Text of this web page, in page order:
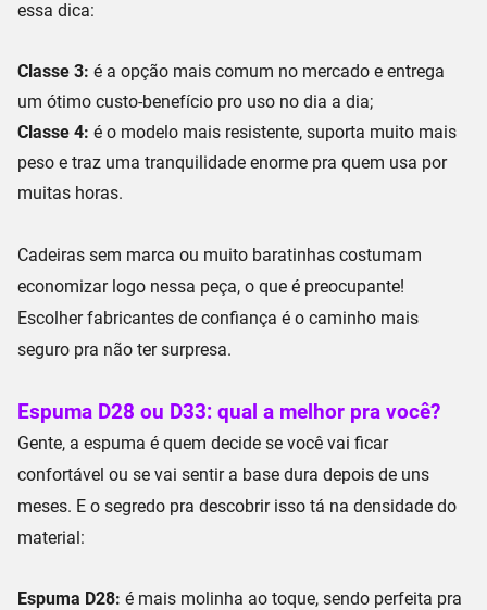
essa dica:
Classe 3: é a opção mais comum no mercado e entrega
um ótimo custo-benefício pro uso no dia a dia;
Classe 4: é o modelo mais resistente, suporta muito mais
peso e traz uma tranquilidade enorme pra quem usa por
muitas horas.
Cadeiras sem marca ou muito baratinhas costumam
economizar logo nessa peça, o que é preocupante!
Escolherfabricantes de confiança é o caminho mais
seguro pra não ter surpresa.
Espuma D28 ou D33: qual a melhor pra você?
Gente, a espuma é quem decide se você vai ficar
confortável ou se vai sentir a base dura depois de uns
meses. E o segredo pra descobrir isso tá na densidade do
material:
Espuma D28: é mais molinha ao toque, sendo perfeita pra